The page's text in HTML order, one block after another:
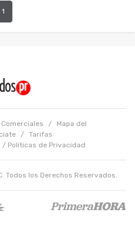
1
/
Mapa del
/
Tarifas
/ Políticas de Privacidad
Todos los Derechos Reservados.